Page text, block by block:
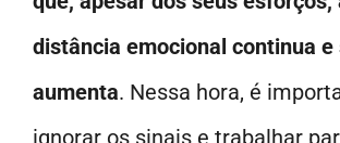
distância emocional continua e
aumenta. Nessa hora, é
ignorar os sinais e trabalhar